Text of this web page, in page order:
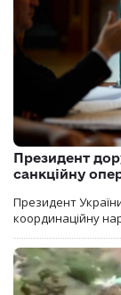
Президент
санкційну
Президент
координаційну